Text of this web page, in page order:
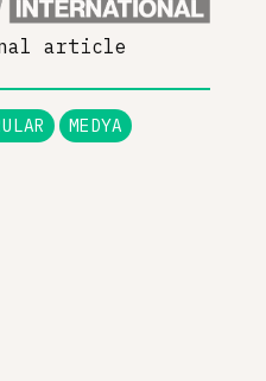
article
MEDYA